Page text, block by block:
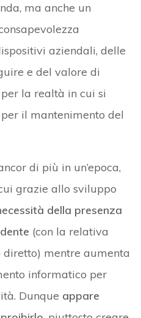
ma anche un
aziendali, delle
e del valore di
la realtà in cui si
il mantenimento del
di più in un’epoca,
grazie allo sviluppo
della presenza
(con la relativa
mentre aumenta
informatico per
Dunque appare